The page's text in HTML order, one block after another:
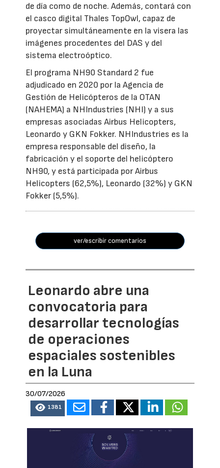
de día como de noche. Además, contará con
el casco digital Thales TopOwl, capaz de
proyectar simultáneamente en la visera las
imágenes procedentes del DAS y del
sistema electroóptico.
El programa NH90 Standard 2 fue
adjudicado en 2020 por la Agencia de
Gestión de Helicópteros de la OTAN
(NAHEMA) a NHIndustries (NHI) y a sus
empresas asociadas Airbus Helicopters,
Leonardo y GKN Fokker. NHIndustries es la
empresa responsable del diseño, la
fabricación y el soporte del helicóptero
NH90, y está participada por Airbus
Helicopters (62,5%), Leonardo (32%) y GKN
Fokker (5,5%).
ver/escribir comentarios
Leonardo abre una
convocatoria para
desarrollar tecnologías
de operaciones
espaciales sostenibles
en la Luna
30/07/2026
1381